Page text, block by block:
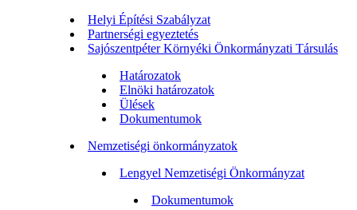
Helyi Építési Szabályzat
Partnerségi egyeztetés
Sajószentpéter Környéki Önkormányzati Társulás
Határozatok
Elnöki határozatok
Ülések
Dokumentumok
Nemzetiségi önkormányzatok
Lengyel Nemzetiségi Önkormányzat
Dokumentumok